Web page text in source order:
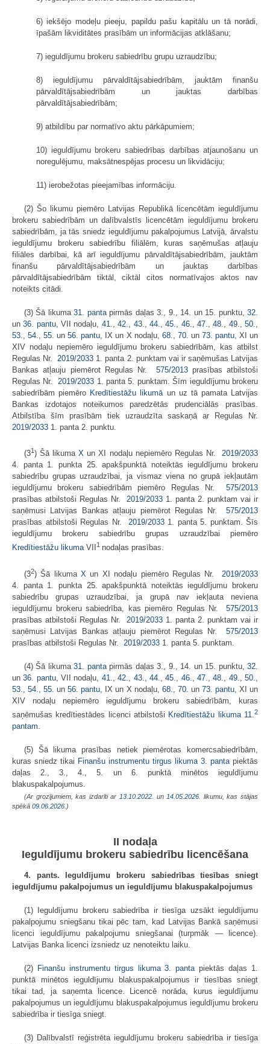
6) iekšējo modeļu pieeju, papildu pašu kapitālu un tā norādi,
īpašām likviditātes prasībām un informācijas atklāšanu;
7) ieguldījumu brokeru sabiedrību grupu uzraudzību;
8) ieguldījumu pārvaldītājsabiedrībām, jauktām finanšu
pārvaldītājsabiedrībām un jauktas darbības
pārvaldītājsabiedrībām;
9) atbildību par normatīvo aktu pārkāpumiem;
10) ieguldījumu brokeru sabiedrības darbības atjaunošanu un
noregulējumu, maksātnespējas procesu un likvidāciju;
11) ierobežotas pieejamības informāciju.
(2) Šo likumu piemēro Latvijas Republikā licencētām ieguldījumu
brokeru sabiedrībām un dalībvalstīs licencētām ieguldījumu brokeru
sabiedrībām, ja tās sniedz ieguldījumu pakalpojumus Latvijā, ārvalstu
ieguldījumu brokeru sabiedrību filiālēm, kuras saņēmušas atļauju
filiāles darbībai, kā arī ieguldījumu pārvaldītājsabiedrībām, jauktām
finanšu pārvaldītājsabiedrībām un jauktas darbības
pārvaldītājsabiedrībām tiktāl, ciktāl citos normatīvajos aktos nav
noteikts citādi.
(3) Šā likuma31. pantapirmās daļas 3., 9., 14. un 15. punktu,32.
un36. pantu, VII nodaļu, 41.,42., 43., 44.,45., 46., 47.,48., 49.,50.,
53.,54.,55.un56. pantu, IX un X nodaļu, 68., 70. un 73. pantu, XI un
XIV nodaļu nepiemēro ieguldījumu brokeru sabiedrībām, kas atbilst
Regulas Nr.2019/2033 1. panta 2. punktam vai ir saņēmušas Latvijas
Bankas atļauju piemērot Regulas Nr. 575/2013prasības atbilstoši
Regulas Nr.2019/2033 1. panta 5. punktam. Šīm ieguldījumu brokeru
sabiedrībām piemēro Kredītiestāžu likumāun uz tā pamata Latvijas
Bankas izdotajos noteikumos paredzētās prudenciālās prasības.
Atbilstība šīm prasībām tiek uzraudzīta saskaņā ar Regulas Nr.
2019/2033 1. panta 2. punktu.
(31) Šā likumaXun XI nodaļu nepiemēro Regulas Nr.2019/2033
4. panta 1. punkta 25. apakšpunktā noteiktās ieguldījumu brokeru
sabiedrību grupas uzraudzībai, ja vismaz viena no grupā iekļautām
ieguldījumu brokeru sabiedrībām piemēro Regulas Nr. 575/2013
prasības atbilstoši Regulas Nr. 2019/2033 1. panta 2. punktam vai ir
saņēmusi Latvijas Bankas atļauju piemērot Regulas Nr. 575/2013
prasības atbilstoši Regulas Nr. 2019/20331. panta 5. punktam. Šīs
ieguldījumu brokeru sabiedrību grupas uzraudzībai piemēro
Kredītiestāžu likumaVII 1 nodaļas prasības.
(32) Šā likumaXun XI nodaļu piemēro Regulas Nr.2019/2033
4. panta 1. punkta 25. apakšpunktā noteiktās ieguldījumu brokeru
sabiedrību grupas uzraudzībai, ja grupā nav iekļauta neviena
ieguldījumu brokeru sabiedrība, kas piemēro Regulas Nr. 575/2013
prasības atbilstoši Regulas Nr. 2019/2033 1. panta 2. punktam vai ir
saņēmusi Latvijas Bankas atļauju piemērot Regulas Nr. 575/2013
prasības atbilstoši Regulas Nr. 2019/2033 1. panta 5. punktam.
(4) Šā likuma31. pantapirmās daļas 3., 9., 14. un 15. punktu,32.
un36. pantu, VII nodaļu, 41.,42., 43., 44.,45., 46., 47.,48., 49.,50.,
53.,54.,55.un56. pantu, IX un X nodaļu, 68., 70. un 73. pantu, XI un
XIV nodaļu nepiemēro ieguldījumu brokeru sabiedrībām, kuras
saņēmušas kredītiestādes licenci atbilstoši Kredītiestāžu likuma 11.2
pantam.
(5) Šā likuma prasības netiek piemērotas komercsabiedrībām,
kuras sniedz tikai Finanšu instrumentu tirgus likuma 3. pantapiektās
daļas 2., 3., 4., 5. un 6. punktā minētos ieguldījumu
blakuspakalpojumus.
(Ar grozījumiem, kas izdarīti ar 13.10.2022. un14.05.2026. likumu, kas stājas
spēkā 09.06.2026.)
II nodaļa
Ieguldījumu brokeru sabiedrību licencēšana
4. pants. Ieguldījumu brokeru sabiedrības tiesības sniegt
ieguldījumu pakalpojumus un ieguldījumu blakuspakalpojumus
(1) Ieguldījumu brokeru sabiedrība ir tiesīga uzsākt ieguldījumu
pakalpojumu sniegšanu tikai pēc tam, kad Latvijas Bankā saņēmusi
licenci ieguldījumu pakalpojumu sniegšanai (turpmāk — licence).
Latvijas Banka licenci izsniedz uz nenoteiktu laiku.
(2) Finanšu instrumentu tirgus likuma 3. pantapiektās daļas 1.
punktā minētos ieguldījumu blakuspakalpojumus ir tiesības sniegt
tikai tad, ja saņemta licence. Licencē norāda, kurus ieguldījumu
pakalpojumus un ieguldījumu blakuspakalpojumus ieguldījumu brokeru
sabiedrība ir tiesīga sniegt.
(3) Dalībvalstī reģistrēta ieguldījumu brokeru sabiedrība ir tiesīga